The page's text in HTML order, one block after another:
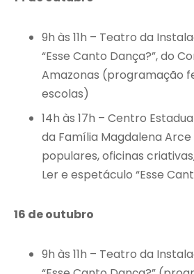
9h às 11h – Teatro da
“Esse Canto Dança?”, do
Amazonas (programação
escolas)
14h às 17h – Centro
da Família Magdalena
populares, oficinas
Ler e espetáculo “Esse
16 de outubro
9h às 11h – Teatro da